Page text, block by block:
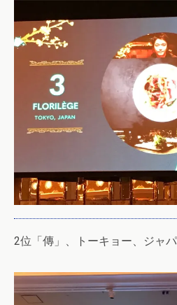
2位「傳」、トーキョー、ジャパ